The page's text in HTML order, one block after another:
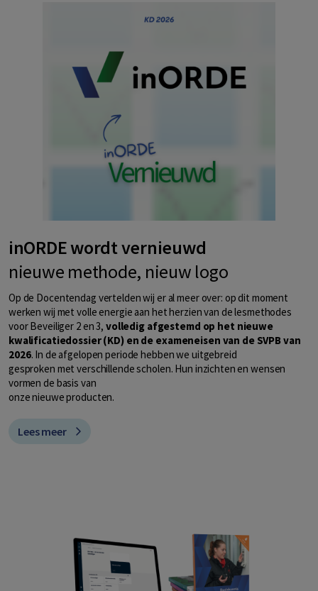
inORDE wordt vernieuwd
nieuwe methode, nieuw logo
Op de Docentendag vertelden wij er al meer over: op dit moment
werken wij met volle energie aan het herzien van de lesmethodes
voor Beveiliger 2 en 3, volledig afgestemd op het nieuwe
kwalificatiedossier (KD) en de exameneisen van de SVPB van
2026. In de afgelopen periode hebben we uitgebreid
gesproken met verschillende scholen. Hun inzichten en wensen
vormen de basis van
onze nieuwe producten.
Lees meer